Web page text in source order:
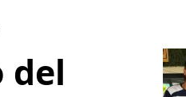
del